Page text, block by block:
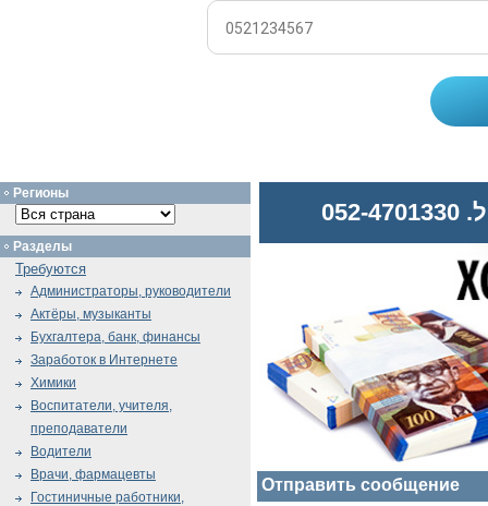
Отправить сообщение
Регионы
Разделы
Требуются
Администраторы, руководители
Актёры, музыканты
Бухгалтера, банк, финансы
Заработок в Интернете
Химики
Воспитатели, учителя,
преподаватели
Водители
Врачи, фармацевты
Гостиничные работники,